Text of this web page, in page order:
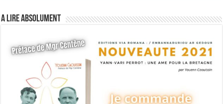
A lire absolument